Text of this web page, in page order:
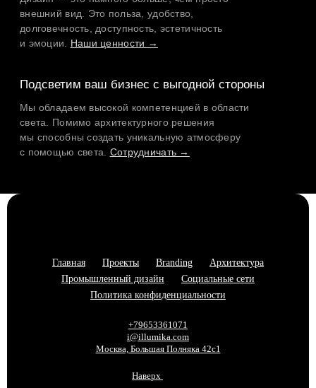
Главная Проекты Branding
Архитектура
Промышленный дизайн
Социальные сети
Политика конфиденциальности
+79653361071
i@illumika.com
Москва, Большая Полняка 42с1
Наверх